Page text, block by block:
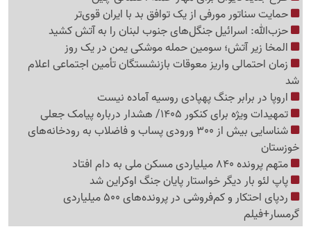
حمایت سناتور مورفی از یک توافق بد با ایران قوی‌تر
حزب‌الله: اسرائیل جنگل‌های جنوب لبنان را به آتش کشید
المخا زیر آتش؛ سومین حمله موشکی یمن در یک روز
زمان احتمالی واریز معوقات بازنشستگان تأمین اجتماعی اعلام
شد
اروپا در برابر جنگ پهپادی روسیه آماده نیست
تمهیدات ویژه برای کنکور 1405/ هشدار درباره پیامک جعلی
شناسایی بیش از 300 ورودی پساب و فاضلاب به رودخانه‌های
خوزستان
متهم پرونده 840 میلیاردی مسکن ملی به دام افتاد
پاپ لئو بار دیگر خواستار پایان جنگ اوکراین شد
ردپای احتکار و کم‌فروشی در پرونده‌های 500 میلیاردی
گرمسار+فیلم